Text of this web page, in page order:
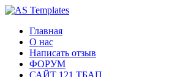
Главная
О нас
Написать отзыв
ФОРУМ
САЙТ 121 ТБАП